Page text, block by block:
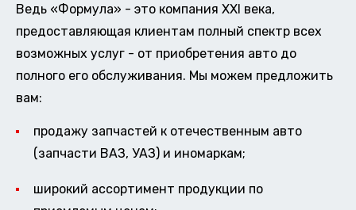
Ведь «Формула» - это компания XXI века,
предоставляющая клиентам полный спектр всех
возможных услуг - от приобретения авто до
полного его обслуживания. Мы можем предложить
вам:
продажу запчастей к отечественным авто
(запчасти ВАЗ, УАЗ) и иномаркам;
широкий ассортимент продукции по